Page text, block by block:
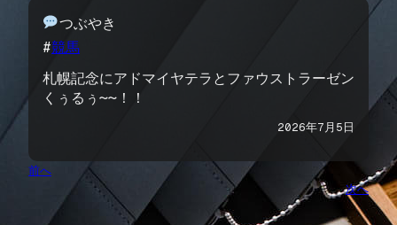
つぶやき
#競馬
札幌記念にアドマイヤテラとファウストラーゼン
くぅるぅ〜〜！！
2026年7月5日
前へ
次へ